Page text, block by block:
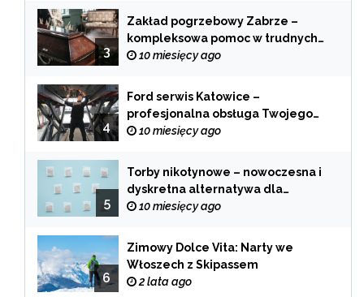
3
Zakład pogrzebowy Zabrze –
kompleksowa pomoc w trudnych
chwilach
10 miesięcy ago
4
Ford serwis Katowice –
profesjonalna obsługa Twojego
samochodu
10 miesięcy ago
5
Torby nikotynowe – nowoczesna i
dyskretna alternatywa dla
tradycyjnego palenia
10 miesięcy ago
6
Zimowy Dolce Vita: Narty we
Włoszech z Skipassem
2 lata ago